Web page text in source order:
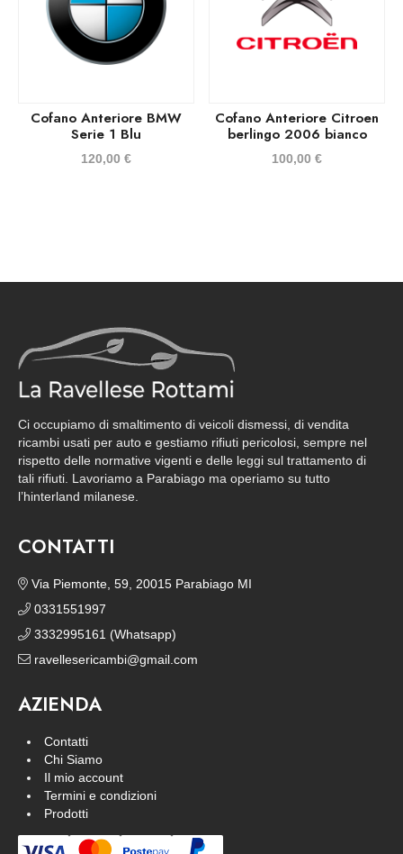
Cofano Anteriore BMW
Serie 1 Blu
120,00 €
Cofano Anteriore Citroen
berlingo 2006 bianco
100,00€
Ci occupiamo di smaltimento di veicoli dismessi, di vendita
ricambi usati per auto e gestiamo rifiuti pericolosi, sempre nel
rispetto delle normative vigenti e delle leggi sul trattamento di
tali rifiuti. Lavoriamo a Parabiago ma operiamo su tutto
l’hinterland milanese.
CONTATTI
Via Piemonte, 59, 20015 Parabiago MI
0331551997
3332995161 (Whatsapp)
ravellesericambi@gmail.com
AZIENDA
Contatti
Chi Siamo
Il mio account
Termini e condizioni
Prodotti